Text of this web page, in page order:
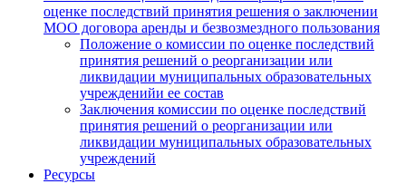
оценке последствий принятия решения о заключении
МОО договора аренды и безвозмездного пользования
Положение о комиссии по оценке последствий
принятия решений о реорганизации или
ликвидации муниципальных образовательных
учрежденийи ее состав
Заключения комиссии по оценке последствий
принятия решений о реорганизации или
ликвидации муниципальных образовательных
учреждений
Ресурсы